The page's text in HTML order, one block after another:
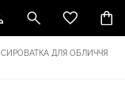
СИРОВАТКА ДЛЯ ОБЛИЧЧЯ